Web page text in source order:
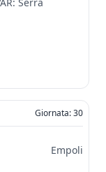
Giornata: 30
Empoli